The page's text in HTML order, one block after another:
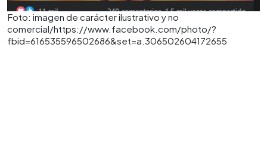
Foto: imagen de carácter ilustrativo y no
comercial/https://www.facebook.com/photo/?
fbid=616535596502686&set=a.306502604172655